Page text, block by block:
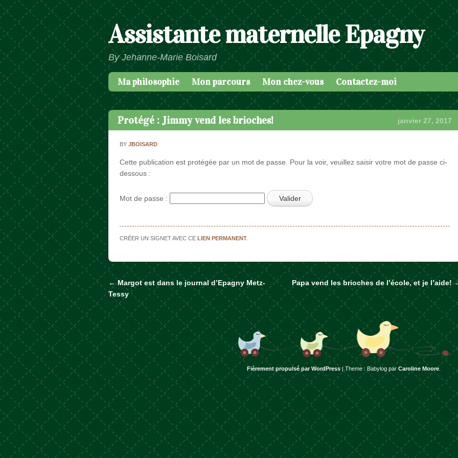
Assistante maternelle Epagny
By Jehanne-Marie Boisard
Menu
Passer au contenu
Ma philosophie Mon parcours Mon chez-vous Contactez-moi
Protégé : Jimmy vend les brioches! janvier 27, 2017
BYJBOISARD
Cette publication est protégée par un mot de passe. Pour la voir, veuillez saisir votre mot de passe ci-
dessous :
Mot de passe :
CRÉER UN SIGNET AVEC CELIEN PERMANENT
Naviguer dans les articles
←Margot est dans le journal d’Epagny Metz-
Tessy
Papa vend les brioches de l’école, et je l’aide!
Fièrement propulsé par WordPress |Theme : Babylog par Caroline Moore.